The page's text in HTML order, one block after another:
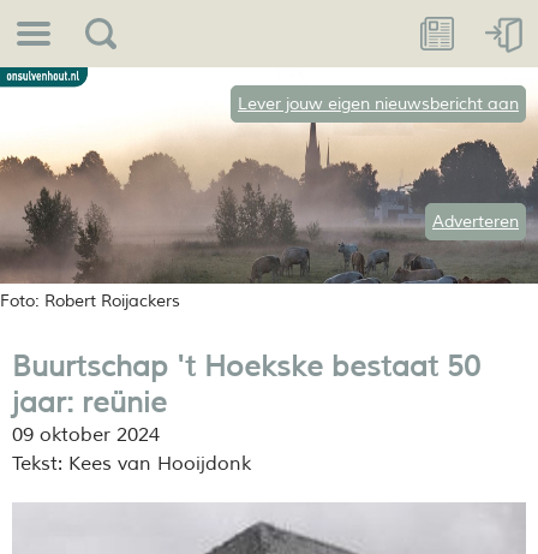
Foto: Robert Roijackers
Lever jouw eigen nieuwsbericht aan
Adverteren
Buurtschap 't Hoekske bestaat 50
jaar: reünie
09 oktober 2024
Tekst: Kees van Hooijdonk